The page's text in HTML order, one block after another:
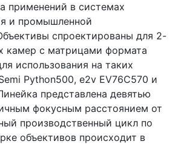
применений в системах
и промышленной
спроектированы для 2-
камер с матрицами формата
использования на таких
Python500, e2v EV76C570 и
представлена девятью
фокусным расстоянием от
производственный цикл по
объективов происходит в